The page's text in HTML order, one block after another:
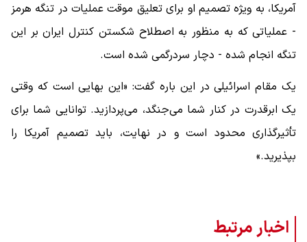
آمریکا، به ویژه تصمیم او برای تعلیق موقت عملیات در تنگه هرمز
- عملیاتی که به منظور به اصطلاح شکستن کنترل ایران بر این
تنگه انجام شده - دچار سردرگمی شده است.
یک مقام اسرائیلی در این باره گفت: «این بهایی است که وقتی
یک ابرقدرت در کنار شما می‌جنگد، می‌پردازید. توانایی شما برای
تأثیرگذاری محدود است و در نهایت، باید تصمیم آمریکا را
بپذیرید.»
اخبار مرتبط